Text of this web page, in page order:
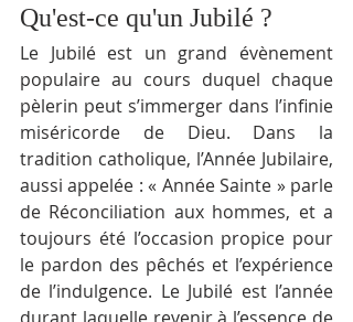
Qu'est-ce qu'un Jubilé ?
Le Jubilé est un grand évènement
populaire au cours duquel chaque
pèlerin peut s’immerger dans l’infinie
miséricorde de Dieu. Dans la
tradition catholique, l’Année Jubilaire,
aussi appelée : « Année Sainte » parle
de Réconciliation aux hommes, et a
toujours été l’occasion propice pour
le pardon des pêchés et l’expérience
de l’indulgence. Le Jubilé est l’année